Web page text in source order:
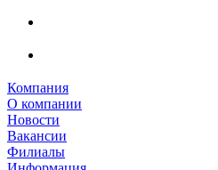
Компания
О компании
Новости
Вакансии
Филиалы